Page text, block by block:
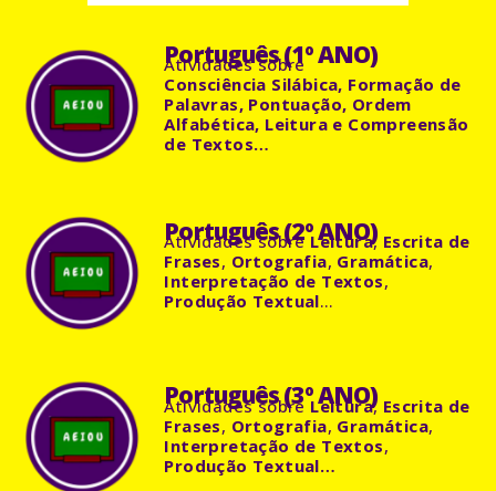
Português (1º ANO)
Atividades sobre
Consciência Silábica, Formação de
Palavras, Pontuação, Ordem
Alfabética, Leitura e Compreensão
de Textos…
Português (2º ANO)
Atividades sobre Leitura, Escrita de
Frases, Ortografia, Gramática,
Interpretação de Textos,
Produção Textual…
Português (3º ANO)
Atividades sobre Leitura, Escrita de
Frases, Ortografia, Gramática,
Interpretação de Textos,
Produção Textual…